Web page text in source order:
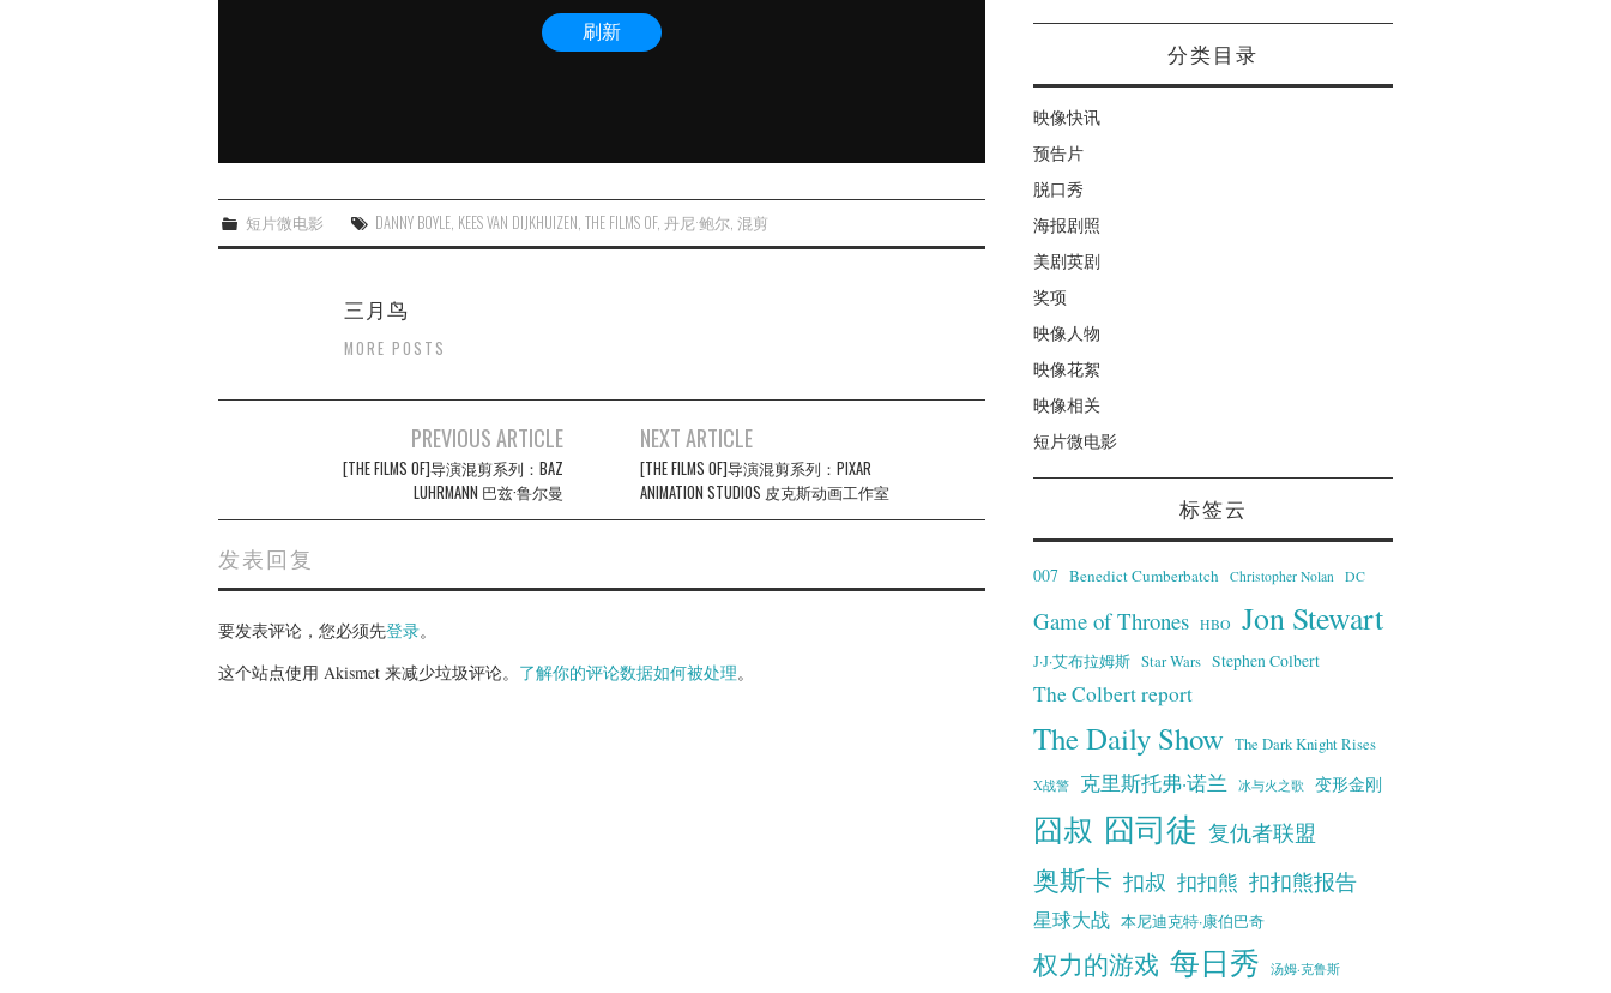
短片微电影 DANNY BOYLE, KEES VAN DIJKHUIZEN,THE FILMS OF,丹尼·鲍尔,混剪
三月鸟
MORE POSTS
PREVIOUS ARTICLE
[THE FILMS OF]导演混剪系列：BAZ
LUHRMANN 巴兹·鲁尔曼
NEXT ARTICLE
[THE FILMS OF]导演混剪系列：PIXAR
ANIMATION STUDIOS 皮克斯动画工作室
发表回复
要发表评论，您必须先登录。
这个站点使用 Akismet 来减少垃圾评论。 了解你的评论数据如何被处理。
分类目录
映像快讯
预告片
脱口秀
海报剧照
美剧英剧
奖项
映像人物
映像花絮
映像相关
短片微电影
标签云
007 Benedict Cumberbatch Christopher Nolan DC
Game of Thrones HBO Jon Stewart
J·J·艾布拉姆斯 Star Wars Stephen Colbert
The Colbert report
The Daily Show The Dark Knight Rises
X战警 克里斯托弗·诺兰 冰与火之歌 变形金刚
囧叔 囧司徒 复仇者联盟
奥斯卡 扣叔 扣扣熊 扣扣熊报告
星球大战 本尼迪克特·康伯巴奇
权力的游戏 每日秀 汤姆·克鲁斯